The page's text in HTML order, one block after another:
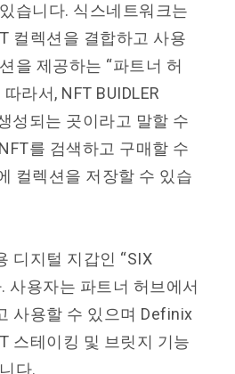
습니다. 식스네트워크는
컬렉션을 결합하고 사용
을 제공하는 “파트너 허
라서, NFT BUIDLER
성되는 곳이라고 말할 수
를 검색하고 구매할 수
컬렉션을 저장할 수 있습
디지털 지갑인 “SIX
사용자는 파트너 허브에서
사용할 수 있으며 Definix
스테이킹 및 브릿지 기능
다.